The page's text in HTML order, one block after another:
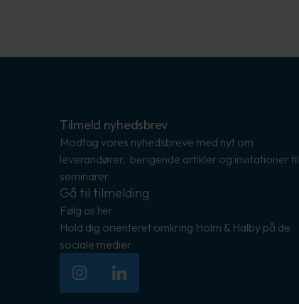
Tilmeld nyhedsbrev
Modtag vores nyhedsbreve med nyt om
leverandører, berigende artikler og invitationer til
seminarer
Gå til tilmelding
Følg os her
Hold dig orienteret omkring Holm & Halby på de
sociale medier
InstagramLinkedIn